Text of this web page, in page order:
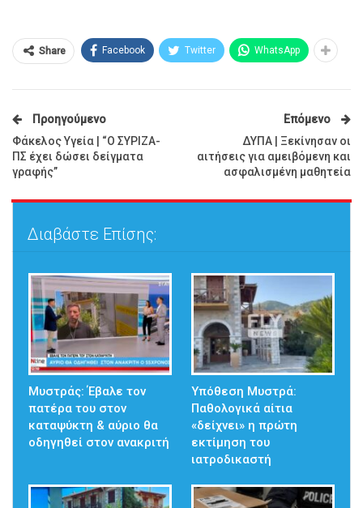
Share Facebook Twitter WhatsApp
Προηγούμενο
Φάκελος Υγεία | “Ο ΣΥΡΙΖΑ-
ΠΣ έχει δώσει δείγματα
γραφής”
Επόμενο
ΔΥΠΑ | Ξεκίνησαν οι
αιτήσεις για αμειβόμενη και
ασφαλισμένη μαθητεία
Διαβάστε Επίσης:
Μυστράς: Έβαλε τον
πατέρα του στον
καταψύκτη & αύριο θα
οδηγηθεί στον ανακριτή
Υπόθεση Μυστρά:
Παθολογικά αίτια
«δείχνει» η πρώτη
εκτίμηση του
ιατροδικαστή